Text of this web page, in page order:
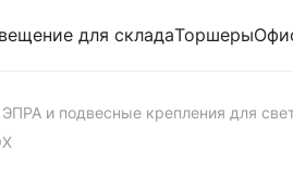
для складаТоршеры
ЭПРА и подвесные крепления для